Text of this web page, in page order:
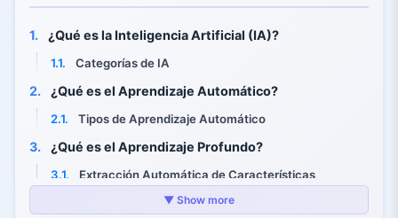
1. ¿Qué es la Inteligencia Artificial (IA)?
1.1. Categorías de IA
2. ¿Qué es el Aprendizaje Automático?
2.1. Tipos de Aprendizaje Automático
3. ¿Qué es el Aprendizaje Profundo?
3.1.
Extracción Automática de Características
Arquitectura Multicapa
▼ Show more